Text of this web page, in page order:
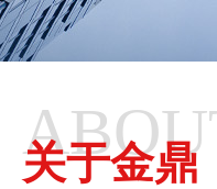
关于金鼎